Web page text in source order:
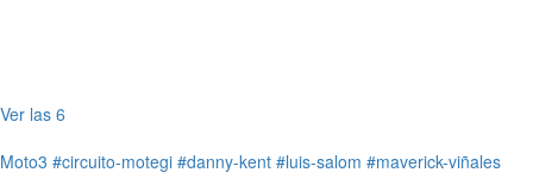
Ver las 6
Moto3 #circuito-motegi #danny-kent #luis-salom #maverick-viñales